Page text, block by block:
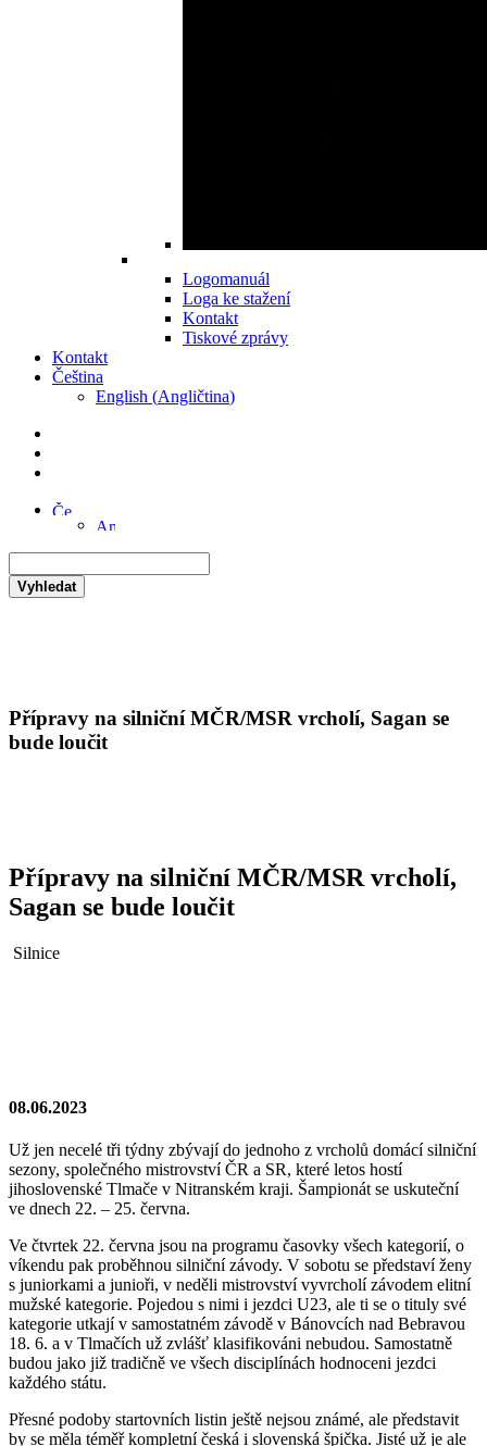
Logomanuál
Loga ke stažení
Kontakt
Tiskové zprávy
Kontakt
Čeština
English (Angličtina)
Vyhledat
Přípravy na silniční MČR/MSR vrcholí, Sagan se
bude loučit
Přípravy na silniční MČR/MSR vrcholí,
Sagan se bude loučit
Silnice
08.06.2023
Už jen necelé tři týdny zbývají do jednoho z vrcholů domácí silniční
sezony, společného mistrovství ČR a SR, které letos hostí
jihoslovenské Tlmače v Nitranském kraji. Šampionát se uskuteční
ve dnech 22. – 25. června.
Ve čtvrtek 22. června jsou na programu časovky všech kategorií, o
víkendu pak proběhnou silniční závody. V sobotu se představí ženy
s juniorkami a junioři, v neděli mistrovství vyvrcholí závodem elitní
mužské kategorie. Pojedou s nimi i jezdci U23, ale ti se o tituly své
kategorie utkají v samostatném závodě v Bánovcích nad Bebravou
18. 6. a v Tlmačích už zvlášť klasifikováni nebudou. Samostatně
budou jako již tradičně ve všech disciplínách hodnoceni jezdci
každého státu.
Přesné podoby startovních listin ještě nejsou známé, ale představit
by se měla téměř kompletní česká i slovenská špička. Jisté už je ale